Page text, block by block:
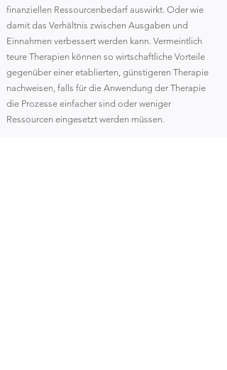
Medicinal
finanziellen Ressourcenbedarf auswirkt. Oder wie
damit das Verhältnis zwischen Ausgaben und
Einnahmen verbessert werden kann. Vermeintlich
teure Therapien können so wirtschaftliche Vorteile
gegenüber einer etablierten, günstigeren Therapie
nachweisen, falls für die Anwendung der Therapie
die Prozesse einfacher sind oder weniger
Ressourcen eingesetzt werden müssen.